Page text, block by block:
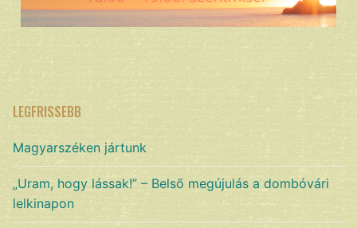
LEGFRISSEBB
Magyarszéken jártunk
„Uram, hogy lássak!” – Belső megújulás a dombóvári
lelkinapon